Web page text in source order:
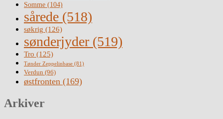
Somme (104)
sårede (518)
søkrig (126)
sønderjyder (519)
Tro (125)
Tønder Zeppelinbase (81)
Verdun (96)
østfronten (169)
Arkiver